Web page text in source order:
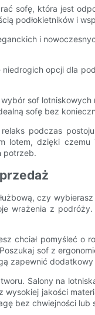
sofę, która jest
podłokietników i
i
opcji dla
sof
sofę bez
podczas
lotem, dzięki
potrzeb.
czy
wrażenia z
chciał pomyśleć o
sof z
zapewnić dodatkowy
Salony na
jakości
bez chwiejności lub